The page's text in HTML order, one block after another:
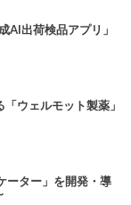
AI出荷検品アプリ」
ウェルモット製薬」
ーター」を開発・導